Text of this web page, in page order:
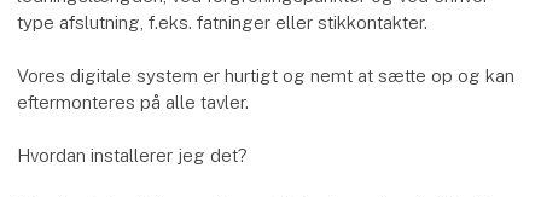
type afslutning, f.eks. fatninger eller stikkontakter.
Vores digitale system er hurtigt og nemt at sætte op og kan
eftermonteres på alle tavler.
Hvordan installerer jeg det?